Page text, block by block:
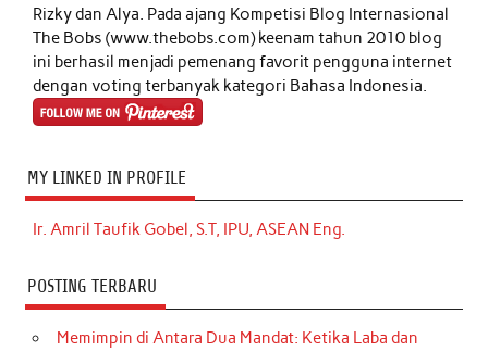
Rizky dan Alya. Pada ajang Kompetisi Blog Internasional
The Bobs (www.thebobs.com) keenam tahun 2010 blog
ini berhasil menjadi pemenang favorit pengguna internet
dengan voting terbanyak kategori Bahasa Indonesia.
MY LINKED IN PROFILE
Ir. Amril Taufik Gobel, S.T, IPU, ASEAN Eng.
POSTING TERBARU
Memimpin di Antara Dua Mandat: Ketika Laba dan